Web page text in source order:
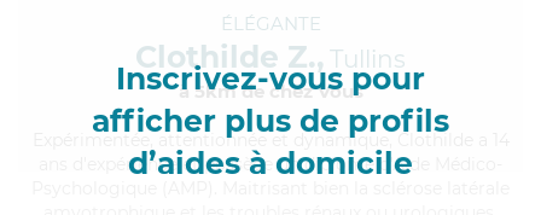
Inscrivez-vous pour
afficher plus de profils
d’aides à domicile
ÉLÉGANTE
Clothilde Z., Tullins
à 5km de chez Vous
, attentionnée et dynamique, Clothilde a 14
ans d'expérience et possède un diplôme d'Aide Médico-